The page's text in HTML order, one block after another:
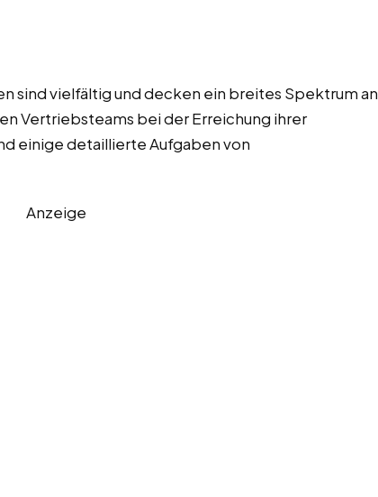
sind vielfältig und decken ein breites Spektrum an
Vertriebsteams bei der Erreichung ihrer
einige detaillierte Aufgaben von
Anzeige